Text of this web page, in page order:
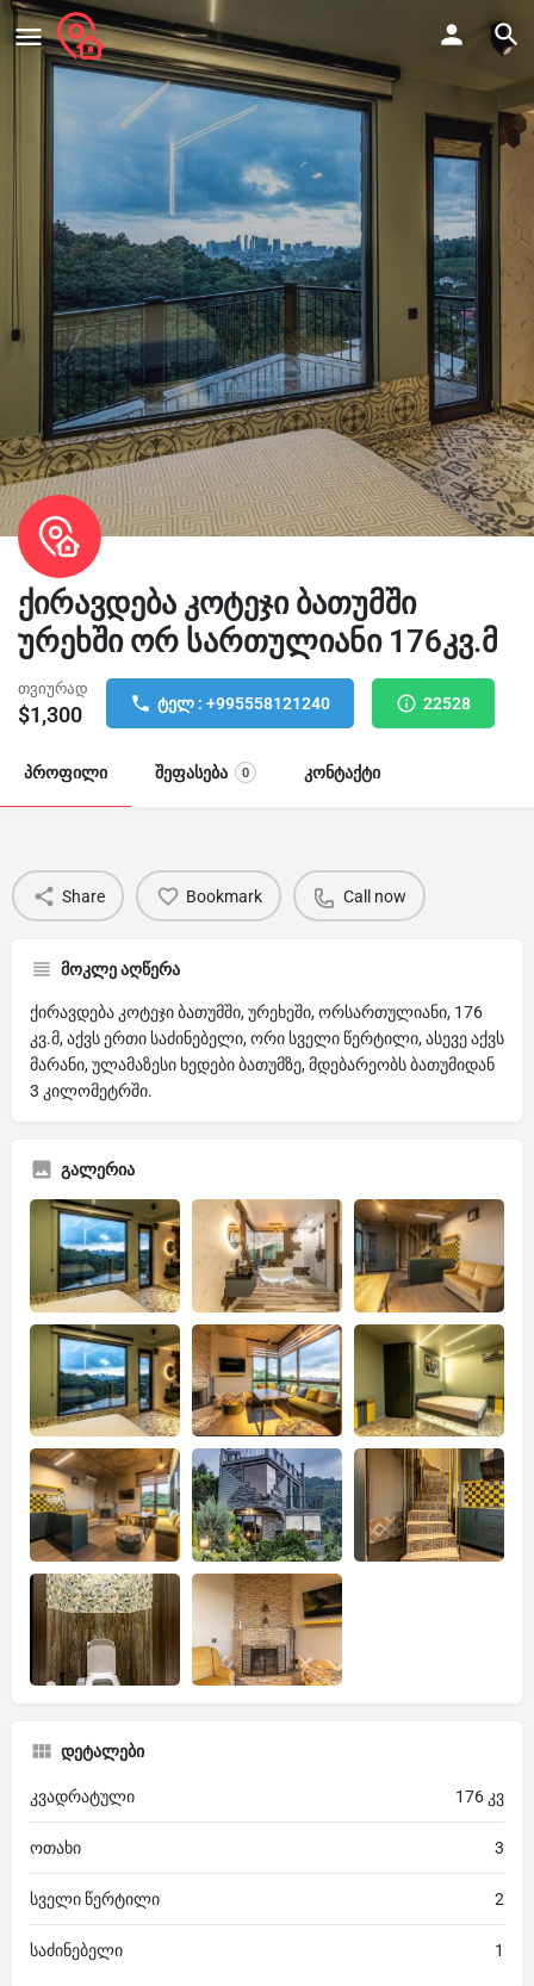
ქირავდება კოტეჯი ბათუმში
ურეხში ორ სართულიანი 176კვ.მ
თვიურად
$1,300 ტელ : +995558121240 22528
პროფილი შეფასება 0 კონტაქტი
Share Bookmark Call now
მოკლე აღწერა
ქირავდება კოტეჯი ბათუმში, ურეხეში, ორსართულიანი, 176
კვ.მ, აქვს ერთი საძინებელი, ორი სველი წერტილი, ასევე აქვს
მარანი, ულამაზესი ხედები ბათუმზე, მდებარეობს ბათუმიდან
3 კილომეტრში.
გალერია
დეტალები
კვადრატული 176 კვ
ოთახი 3
სველი წერტილი 2
საძინებელი 1